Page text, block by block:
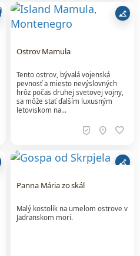
altitude
Ostrov Mamula
Tento ostrov, bývalá vojenská
pevnosť a miesto nevýslovných
hrôz počas druhej svetovej vojny,
sa môže stať ďalším luxusným
letoviskom na…
beenhere location_on favorite
altitude
Panna Mária zo skál
Malý kostolík na umelom ostrove v
Jadranskom mori.